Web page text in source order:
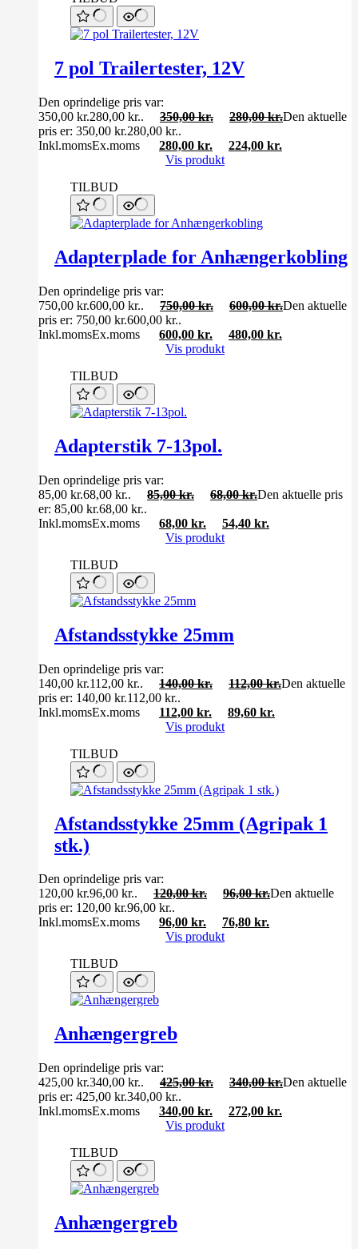
7 pol Trailertester, 12V
Den oprindelige pris var:
350,00 kr.280,00 kr..
350,00kr. 280,00kr.Den aktuelle
pris er: 350,00 kr.280,00 kr..
Inkl.momsEx.moms 280,00 kr. 224,00 kr.
Vis produkt
TILBUD
Adapterplade for Anhængerkobling
Den oprindelige pris var:
750,00 kr.600,00 kr..
750,00kr. 600,00kr.Den aktuelle
pris er: 750,00 kr.600,00 kr..
Inkl.momsEx.moms 600,00 kr. 480,00 kr.
Vis produkt
TILBUD
Adapterstik 7-13pol.
Den oprindelige pris var:
85,00 kr.68,00 kr..
85,00kr. 68,00kr.Den aktuelle pris
er: 85,00 kr.68,00 kr..
Inkl.momsEx.moms 68,00 kr. 54,40 kr.
Vis produkt
TILBUD
Afstandsstykke 25mm
Den oprindelige pris var:
140,00 kr.112,00 kr..
140,00kr. 112,00kr.Den aktuelle
pris er: 140,00 kr.112,00 kr..
Inkl.momsEx.moms 112,00 kr. 89,60 kr.
Vis produkt
TILBUD
Afstandsstykke 25mm (Agripak 1
stk.)
Den oprindelige pris var:
120,00 kr.96,00 kr..
120,00kr. 96,00kr.Den aktuelle
pris er: 120,00 kr.96,00 kr..
Inkl.momsEx.moms 96,00 kr. 76,80 kr.
Vis produkt
TILBUD
Anhængergreb
Den oprindelige pris var:
425,00 kr.340,00 kr..
425,00kr. 340,00kr.Den aktuelle
pris er: 425,00 kr.340,00 kr..
Inkl.momsEx.moms 340,00 kr. 272,00 kr.
Vis produkt
TILBUD
Anhængergreb